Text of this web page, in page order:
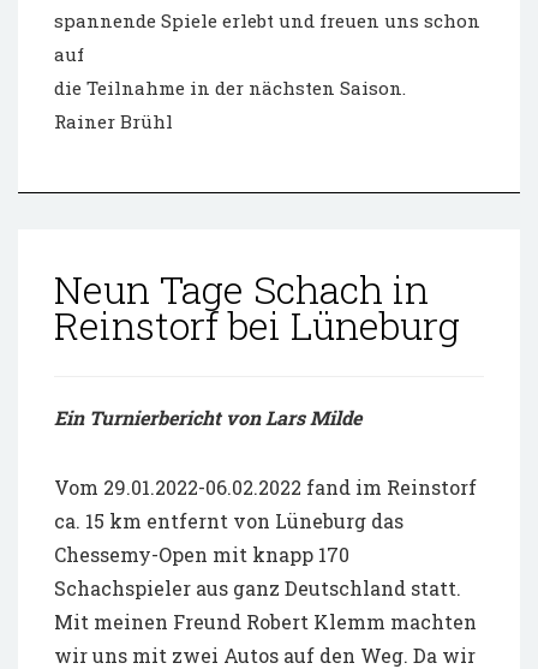
spannende Spiele erlebt und freuen uns schon
auf
die Teilnahme in der nächsten Saison.
Rainer Brühl
Neun Tage Schach in
Reinstorf bei Lüneburg
Ein Turnierbericht von Lars Milde
Vom 29.01.2022-06.02.2022 fand im Reinstorf
ca. 15 km entfernt von Lüneburg das
Chessemy-Open mit knapp 170
Schachspieler aus ganz Deutschland statt.
Mit meinen Freund Robert Klemm machten
wir uns mit zwei Autos auf den Weg. Da wir